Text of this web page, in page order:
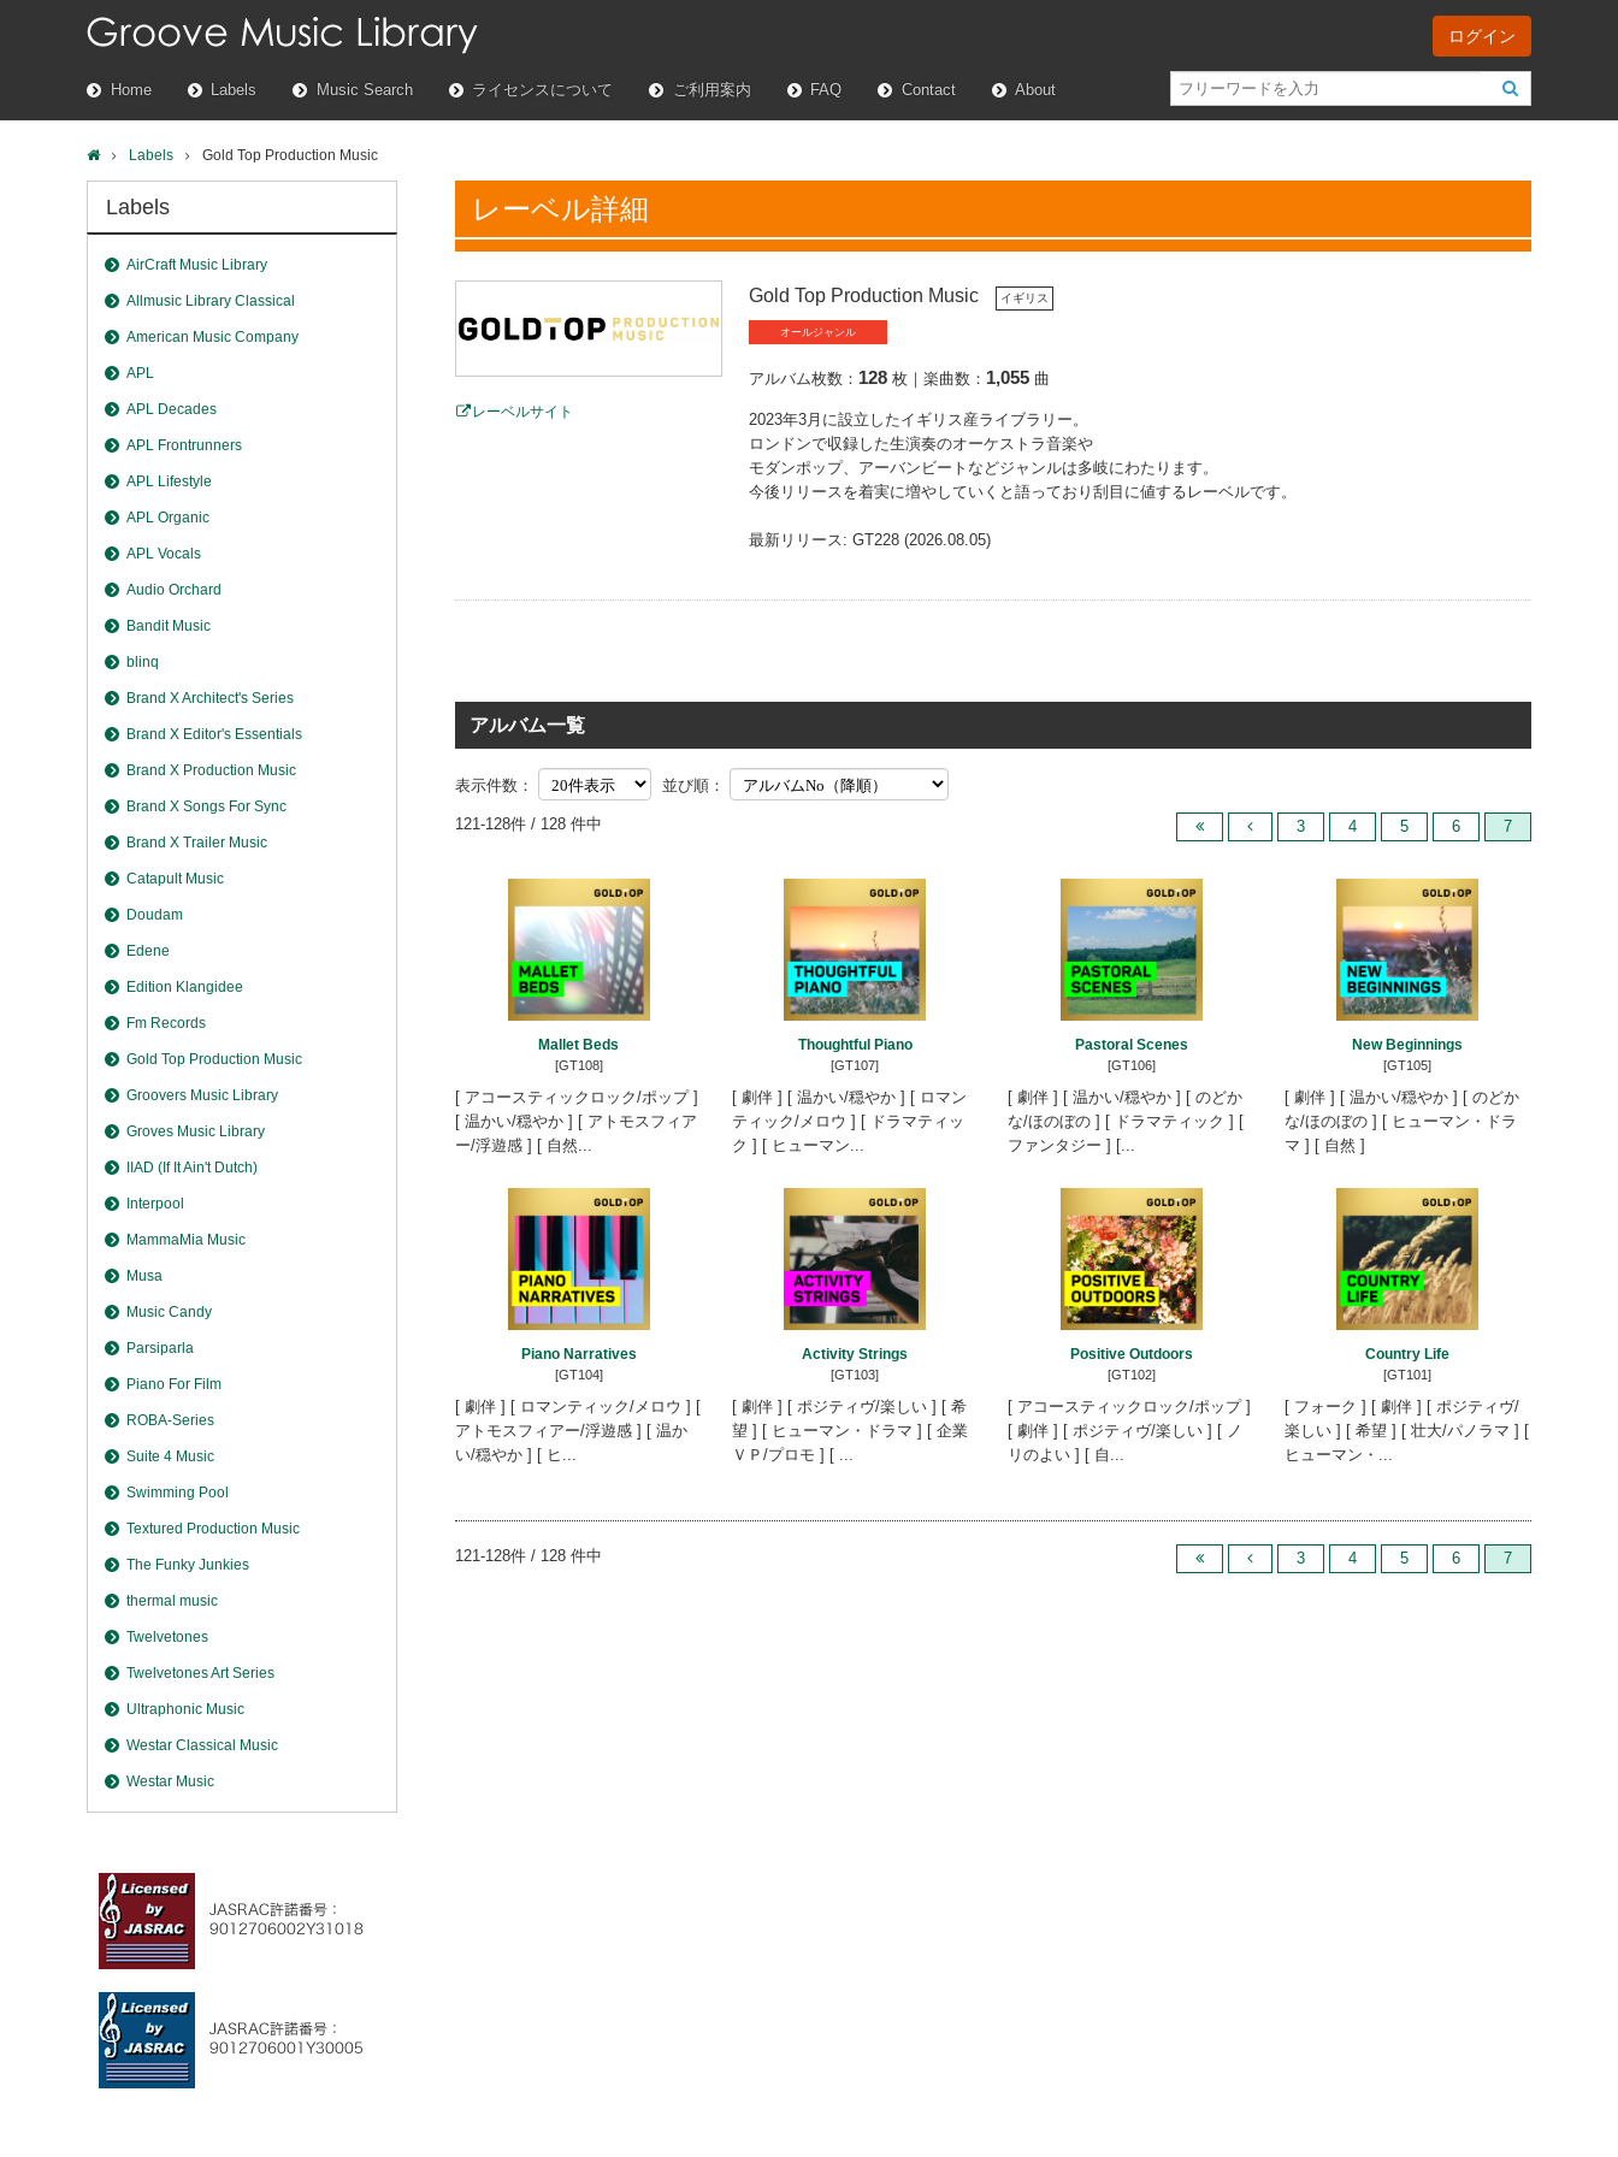
Home Labels Music Search ライセンスについて ご利用案内 FAQ Contact About
ログイン
Labels Gold Top Production Music
レーベル詳細
レーベルサイト
Gold Top Production Music イギリス
オールジャンル
アルバム枚数： 128 枚｜楽曲数： 1,055 曲
2023年3月に設立したイギリス産ライブラリー。
ロンドンで収録した生演奏のオーケストラ音楽や
モダンポップ、アーバンビートなどジャンルは多岐にわたります。
今後リリースを着実に増やしていくと語っており刮目に値するレーベルです。
最新リリース: GT228 (2026.08.05)
アルバム一覧
表示件数： 並び順：
121-128件 / 128 件中 3 4 5 6 7
Mallet Beds
[GT108]
[ アコースティックロック/ポップ ]
[ 温かい/穏やか ] [ アトモスフィア
ー/浮遊感 ] [ 自然...
Thoughtful Piano
[GT107]
[ 劇伴 ] [ 温かい/穏やか ] [ ロマン
ティック/メロウ ] [ ドラマティッ
ク ] [ ヒューマン...
Pastoral Scenes
[GT106]
[ 劇伴 ] [ 温かい/穏やか ] [ のどか
な/ほのぼの ] [ ドラマティック ] [
ファンタジー ] [...
New Beginnings
[GT105]
[ 劇伴 ] [ 温かい/穏やか ] [ のどか
な/ほのぼの ] [ ヒューマン・ドラ
マ ] [ 自然 ]
Piano Narratives
[GT104]
[ 劇伴 ] [ ロマンティック/メロウ ] [
アトモスフィアー/浮遊感 ] [ 温か
い/穏やか ] [ ヒ...
Activity Strings
[GT103]
[ 劇伴 ] [ ポジティヴ/楽しい ] [ 希
望 ] [ ヒューマン・ドラマ ] [ 企業
ＶＰ/プロモ ] [ ...
Positive Outdoors
[GT102]
[ アコースティックロック/ポップ ]
[ 劇伴 ] [ ポジティヴ/楽しい ] [ ノ
リのよい ] [ 自...
Country Life
[GT101]
[ フォーク ] [ 劇伴 ] [ ポジティヴ/
楽しい ] [ 希望 ] [ 壮大/パノラマ ] [
ヒューマン・...
121-128件 / 128 件中 3 4 5 6 7
Labels
AirCraft Music Library
Allmusic Library Classical
American Music Company
APL
APL Decades
APL Frontrunners
APL Lifestyle
APL Organic
APL Vocals
Audio Orchard
Bandit Music
blinq
Brand X Architect's Series
Brand X Editor's Essentials
Brand X Production Music
Brand X Songs For Sync
Brand X Trailer Music
Catapult Music
Doudam
Edene
Edition Klangidee
Fm Records
Gold Top Production Music
Groovers Music Library
Groves Music Library
IIAD (If It Ain't Dutch)
Interpool
MammaMia Music
Musa
Music Candy
Parsiparla
Piano For Film
ROBA-Series
Suite 4 Music
Swimming Pool
Textured Production Music
The Funky Junkies
thermal music
Twelvetones
Twelvetones Art Series
Ultraphonic Music
Westar Classical Music
Westar Music